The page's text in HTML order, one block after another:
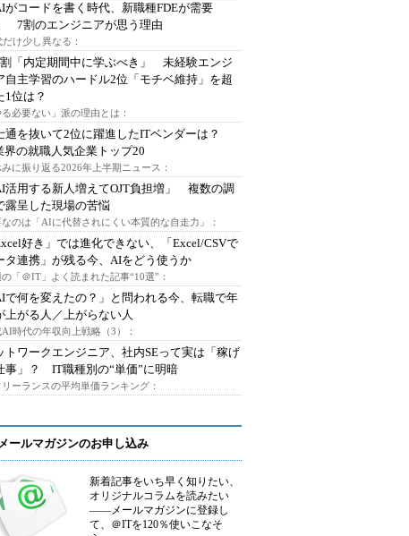
がコードを書く時代、新職種FDEが需要
7割のエンジニアが思う理由
だけ少し異なる：
「内定期間中に学ぶべき」 未経験エンジ
自主学習のハードル2位「モチベ維持」を超
1位は？
る必要ない」派の理由とは：
通を抜いて2位に躍進したITベンダーは？
界の就職人気企業トップ20
に振り返る2026年上半期ニュース：
活用する新人増えてOJT負担増」 複数の調
露呈した現場の苦悩
のは「AIに代替されにくい本質的な自走力」：
好き」では進化できない、「Excel/CSVで
タ連携」が残る今、AIをどう使うか
「＠IT」よく読まれた記事“10選”：
で何を変えたの？」と問われる今、転職で年
上がる人／上がらない人
時代の年収向上戦略（3）：
トワークエンジニア、社内SEって実は「稼げ
事」？ IT職種別の“単価”に明暗
ーランスの平均単価ランキング：
ールマガジンのお申し込み
新着記事をいち早く知りたい、
オリジナルコラムを読みたい
――メールマガジンに登録し
て、＠ITを120％使いこなそ